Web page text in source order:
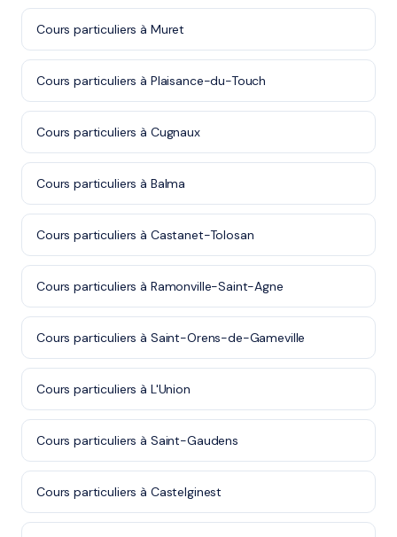
Cours particuliers à Muret
Cours particuliers à Plaisance-du-Touch
Cours particuliers à Cugnaux
Cours particuliers à Balma
Cours particuliers à Castanet-Tolosan
Cours particuliers à Ramonville-Saint-Agne
Cours particuliers à Saint-Orens-de-Gameville
Cours particuliers à L'Union
Cours particuliers à Saint-Gaudens
Cours particuliers à Castelginest